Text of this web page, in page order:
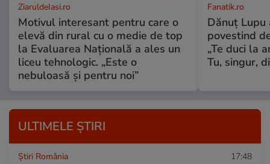
ZiaruldeIasi.ro
Motivul interesant pentru care o
elevă din rural cu o medie de top
la Evaluarea Națională a ales un
liceu tehnologic. „Este o
nebuloasă și pentru noi”
Fanatik.ro
Dănuț Lupu
povestind
„Te duci la
Tu, singur,
ULTIMELE ȘTIRI
Știri România 17:48